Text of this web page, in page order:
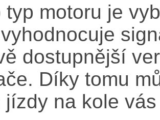
typ motoru je
dostupnější
Díky tomu
jízdy na kole